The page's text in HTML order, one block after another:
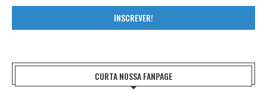
INSCREVER!
CURTA NOSSA FANPAGE